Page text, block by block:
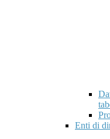
Enti di